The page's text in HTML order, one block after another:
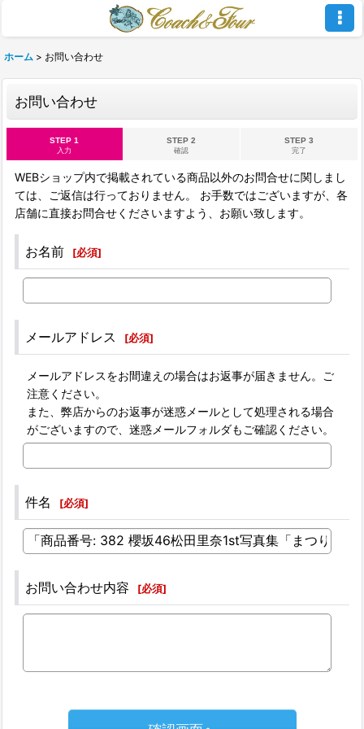
ホーム > お問い合わせ
お問い合わせ
STEP 1
入力
STEP 2
確認
STEP 3
完了
WEBショップ内で掲載されている商品以外のお問合せに関しまし
ては、ご返信は行っておりません。 お手数ではございますが、各
店舗に直接お問合せくださいますよう、お願い致します。
お名前 [必須]
メールアドレス [必須]
メールアドレスをお間違えの場合はお返事が届きません。ご
注意ください。
また、弊店からのお返事が迷惑メールとして処理される場合
がございますので、迷惑メールフォルダもご確認ください。
件名 [必須]
お問い合わせ内容 [必須]